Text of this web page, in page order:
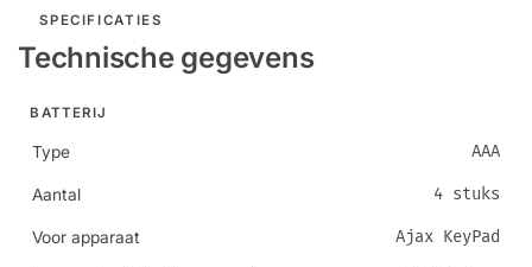
SPECIFICATIES
Technische gegevens
BATTERIJ
Type AAA
Aantal 4 stuks
Voor apparaat Ajax KeyPad